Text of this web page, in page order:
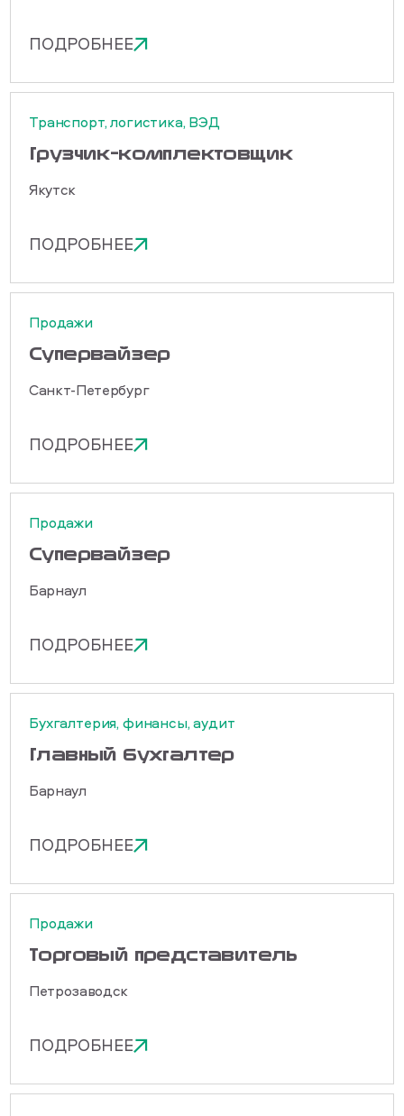
ПОДРОБНЕЕ
Транспорт, логистика, ВЭД
Грузчик-комплектовщик
Якутск
ПОДРОБНЕЕ
Продажи
Cупервайзер
Санкт-Петербург
ПОДРОБНЕЕ
Продажи
Cупервайзер
Барнаул
ПОДРОБНЕЕ
Бухгалтерия, финансы, аудит
Главный бухгалтер
Барнаул
ПОДРОБНЕЕ
Продажи
Торговый представитель
Петрозаводск
ПОДРОБНЕЕ